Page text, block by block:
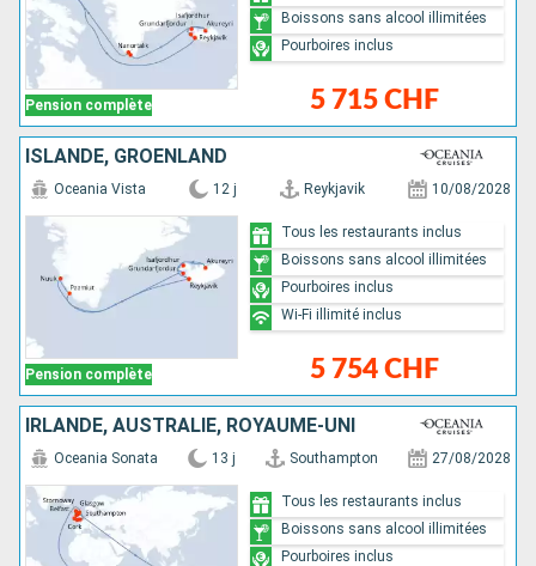
Pension complète 5 715 CHF
Boissons sans alcool illimitées
Pourboires inclus
ISLANDE, GRÖENLAND
Pension complète
Oceania Vista 12 j Reykjavik 10/08/2028
5 754 CHF
Tous les restaurants inclus
Boissons sans alcool illimitées
Pourboires inclus
Wi-Fi illimité inclus
IRLANDE, AUSTRALIE, ROYAUME-UNI
Oceania Sonata 13 j Southampton 27/08/2028
Tous les restaurants inclus
Boissons sans alcool illimitées
Pourboires inclus